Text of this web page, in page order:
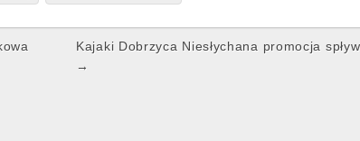
Kajaki Dobrzyca Niesłychana promocja
→